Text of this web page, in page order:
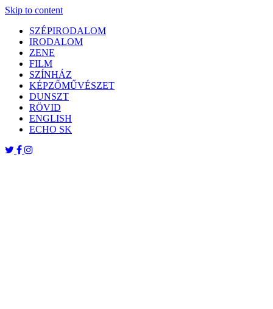
Skip to content
SZÉPIRODALOM
IRODALOM
ZENE
FILM
SZÍNHÁZ
KÉPZŐMŰVÉSZET
DUNSZT
RÖVID
ENGLISH
ECHO SK